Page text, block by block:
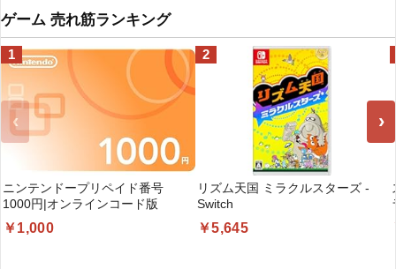
ゲーム 売れ筋ランキング
‹
1
ニンテンドープリペイド番号
1000円|オンラインコード版
￥1,000
2
リズム天国 ミラクルスターズ -
Switch
￥5,645
›